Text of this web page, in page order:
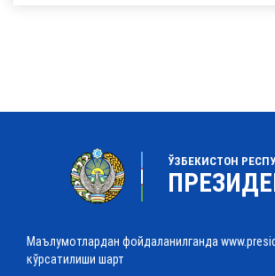
ЎЗБЕКИСТОН
Маълумотлардан фойдаланилганда
кўрсатилиши шарт